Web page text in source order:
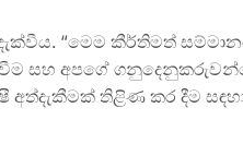
“මෙම කීර්තිමත්
සහ අපගේ
තිළිණ කර දීම